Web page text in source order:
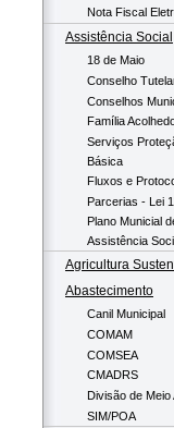
Nota Fiscal
Assistência Social
18 de Maio
Conselho
Conselhos
Família
Serviços
Básica
Fluxos e
Parcerias - Lei
Plano Municial
Assistência
Agricultura
Abastecimento
Canil Municipal
COMAM
COMSEA
CMADRS
Divisão de Meio
SIM/POA